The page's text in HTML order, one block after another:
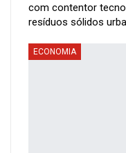
com contentor
resíduos sólidos
ECONOMIA